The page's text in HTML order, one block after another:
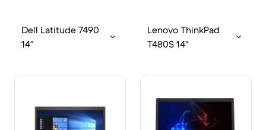
Dell Latitude 7490
14"
Lenovo ThinkPad
T480S 14"